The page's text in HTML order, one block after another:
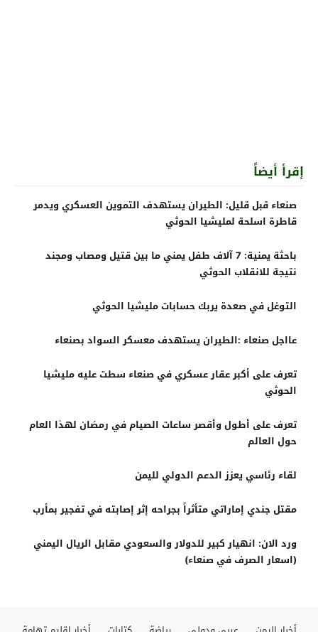
إقرأ أيضاً
صنعاء قبل قليل: الطيران يستهدف التموين العسكري ويدمر
قاطرة اسلحة لمليشيا الحوثي
باحثة يمنية: 7 آلاف طفل يمني ما بين قتيل ومصاب ومجند
نتيجة للانقلاب الحوثي
التوغل في صعدة يربك حسابات مليشيا الحوثي
عااجل صنعاء :الطيران يستهدف معسكر السواد بصنعاء
تعرف على أكبر عقار عسكري في صنعاء سطت عليه مليشيا
الحوثي
تعرف على أطول وأقصر ساعات الصيام في رمضان لهذا العام
حول العالم
لقاء رئاسي يعزز الدعم الدولي لليمن
مقتل جندي إماراتي متأثراً بجراحه إثر إصابته في تفجير بمأرب
ورد الان: انهيار كبير للدولار والسعودي مقابل الريال اليمني
(اسعار الصرف في صنعاء)